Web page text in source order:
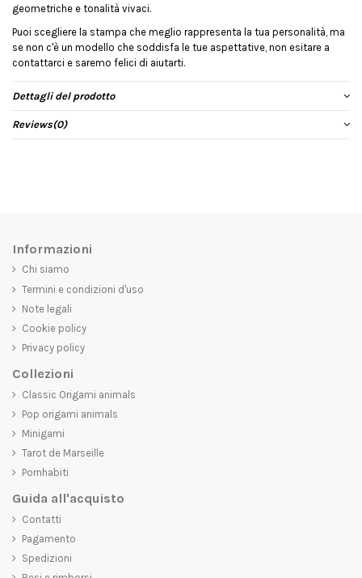
geometriche e tonalità vivaci.
Puoi scegliere la stampa che meglio rappresenta la tua personalità, ma
se non c'è un modello che soddisfa le tue aspettative, non esitare a
contattarci e saremo felici di aiutarti.
Dettagli del prodotto
Reviews(0)
Informazioni
Chi siamo
Termini e condizioni d'uso
Note legali
Cookie policy
Privacy policy
Collezioni
Classic Origami animals
Pop origami animals
Minigami
Tarot de Marseille
Pornhabiti
Guida all'acquisto
Contatti
Pagamento
Spedizioni